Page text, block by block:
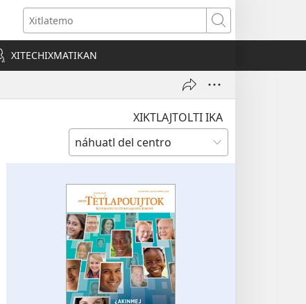
Xitlatemo
XITECHIXMATIKAN
XIKTLAJTOLTI IKA